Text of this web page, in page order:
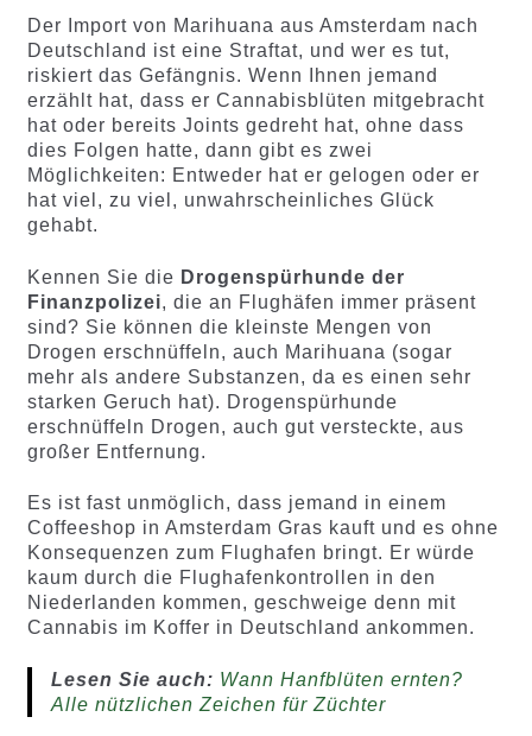
Der Import von Marihuana aus Amsterdam nach
Deutschland ist eine Straftat, und wer es tut,
riskiert das Gefängnis. Wenn Ihnen jemand
erzählt hat, dass er Cannabisblüten mitgebracht
hat oder bereits Joints gedreht hat, ohne dass
dies Folgen hatte, dann gibt es zwei
Möglichkeiten: Entweder hat er gelogen oder er
hat viel, zu viel, unwahrscheinliches Glück
gehabt.
Kennen Sie die Drogenspürhunde der
Finanzpolizei, die an Flughäfen immer präsent
sind? Sie können die kleinste Mengen von
Drogen erschnüffeln, auch Marihuana (sogar
mehr als andere Substanzen, da es einen sehr
starken Geruch hat). Drogenspürhunde
erschnüffeln Drogen, auch gut versteckte, aus
großer Entfernung.
Es ist fast unmöglich, dass jemand in einem
Coffeeshop in Amsterdam Gras kauft und es ohne
Konsequenzen zum Flughafen bringt. Er würde
kaum durch die Flughafenkontrollen in den
Niederlanden kommen, geschweige denn mit
Cannabis im Koffer in Deutschland ankommen.
Lesen Sie auch: Wann Hanfblüten ernten?
Alle nützlichen Zeichen für Züchter